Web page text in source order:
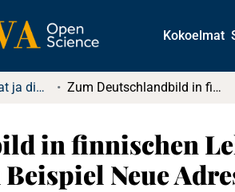
Kokoelmat
Pro gradu -tutkielmat ja diplomityöt Zum Deutschlandbild in finnischen Lehrwerken für Deutsch als Fremdsprache. Am Beispiel Neue Adresse fürs Gymnasium.
in finnischen
Neue